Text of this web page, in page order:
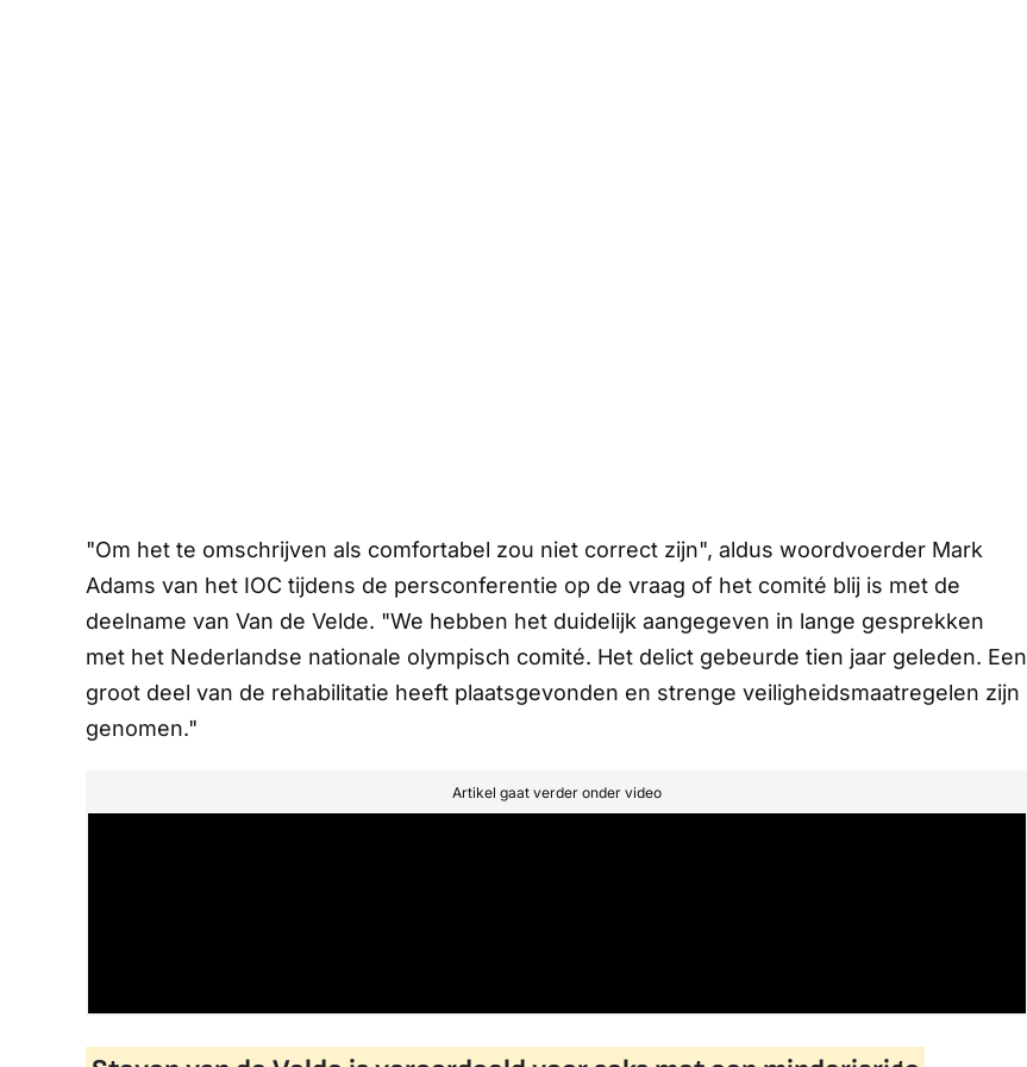
"Om het te omschrijven als comfortabel zou niet correct zijn", aldus woordvoerder Mark
Adams van het IOC tijdens de persconferentie op de vraag of het comité blij is met de
deelname van Van de Velde. "We hebben het duidelijk aangegeven in lange gesprekken
met het Nederlandse nationale olympisch comité. Het delict gebeurde tien jaar geleden. Een
groot deel van de rehabilitatie heeft plaatsgevonden en strenge veiligheidsmaatregelen zijn
genomen."
Artikel gaat verder onder video